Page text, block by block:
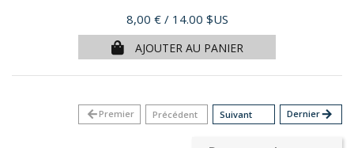
Prix
8,00 € / 14.00 $US
AJOUTER AU PANIER
arrow_backPremier Précédent Suivant Dernierarrow_forward